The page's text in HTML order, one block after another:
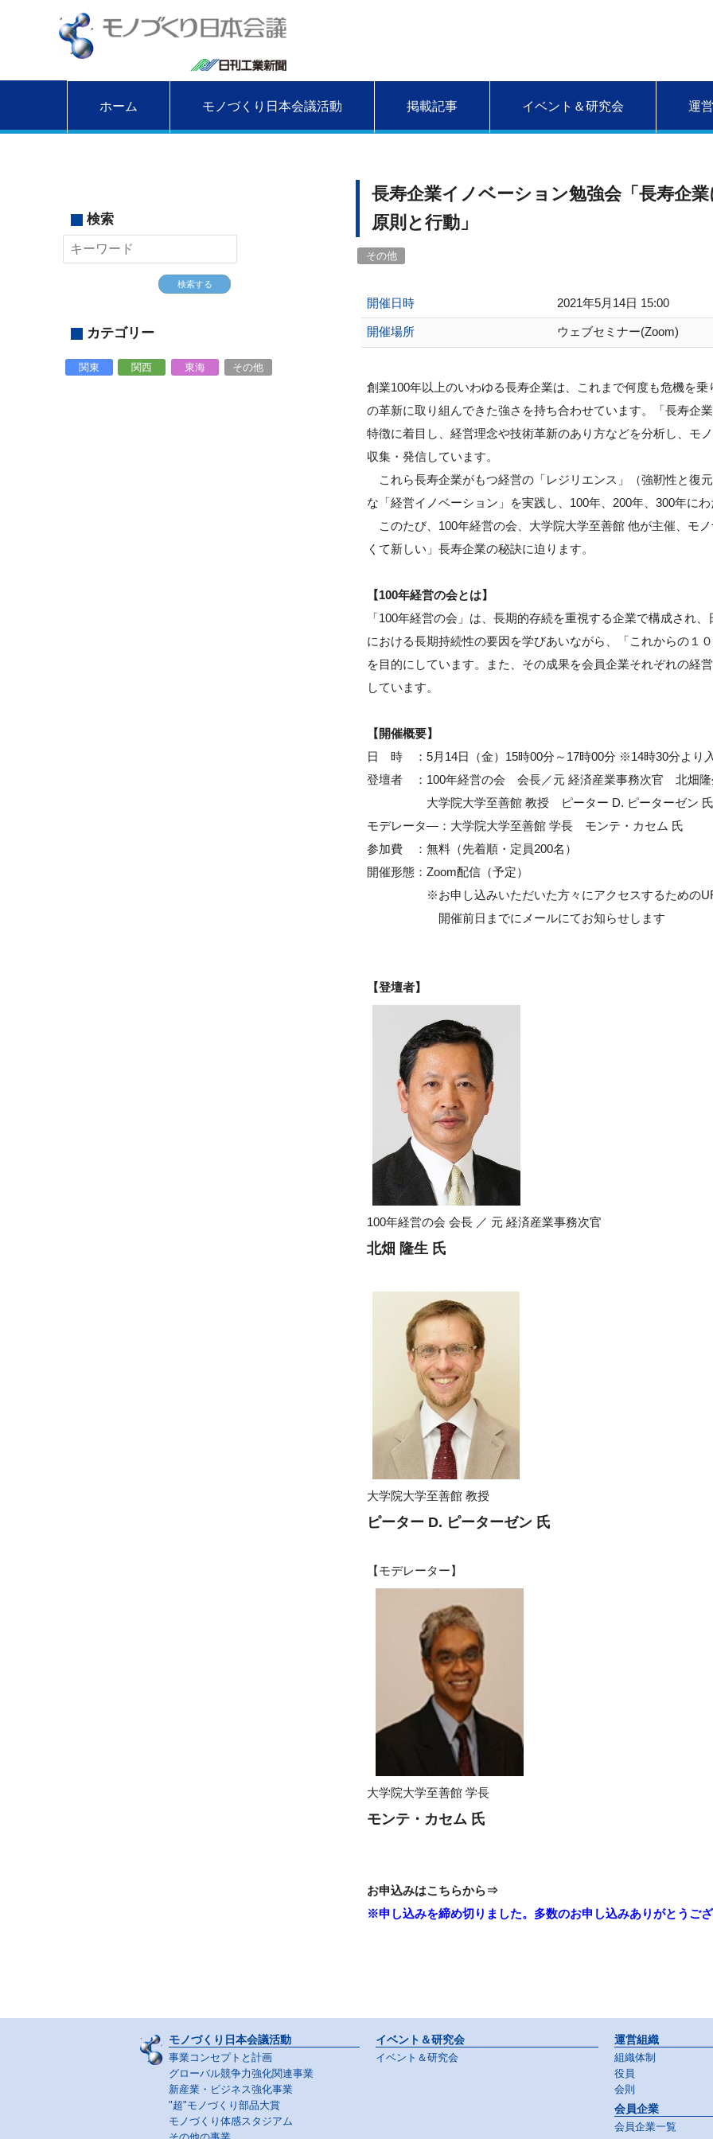
ホーム モノづくり日本会議活動 掲載記事 イベント＆研究会 運
長寿企業イノベーション勉強会「長寿企
原則と行動」
その他
開催日時 2021年5月14日 15:00
開催場所 ウェブセミナー(Zoom)
創業100年以上のいわゆる長寿企業は、これまで何度も危機を
の革新に取り組んできた強さを持ち合わせています。「長寿企
特徴に着目し、経営理念や技術革新のあり方などを分析し、モ
収集・発信しています。
これら長寿企業がもつ経営の「レジリエンス」（強靭性と復
な「経営イノベーション」を実践し、100年、200年、300年に
このたび、100年経営の会、大学院大学至善館 他が主催、モ
くて新しい」長寿企業の秘訣に迫ります。
【100年経営の会とは】
「100年経営の会」は、長期的存続を重視する企業で構成され
における長期持続性の要因を学びあいながら、「これからの１
を目的にしています。また、その成果を会員企業それぞれの経
しています。
【開催概要】
日 時 ：5月14日（金）15時00分～17時00分 ※14時30分より
登壇者 ：100年経営の会 会長／元 経済産業事務次官 北畑隆
大学院大学至善館 教授 ピーター D. ピーターゼン 氏
モデレータ―：大学院大学至善館 学長 モンテ・カセム 氏
参加費 ：無料（先着順・定員200名）
開催形態：Zoom配信（予定）
※お申し込みいただいた方々にアクセスするための
開催前日までにメールにてお知らせします
【登壇者】
100年経営の会 会長 ／ 元 経済産業事務次官
北畑 隆生 氏
大学院大学至善館 教授
ピーター D. ピーターゼン 氏
【モデレーター】
大学院大学至善館 学長
モンテ・カセム 氏
お申込みはこちらから⇒
※申し込みを締め切りました。多数のお申し込みありがとうござ
検索
検索する
カテゴリー
関東 関西 東海 その他
モノづくり日本会議活動
事業コンセプトと計画
グローバル競争力強化関連事業
新産業・ビジネス強化事業
"超"モノづくり部品大賞
モノづくり体感スタジアム
イベント＆研究会
イベント＆研究会
運営組織
組織体制
役員
会則
会員企業
会員企業一覧